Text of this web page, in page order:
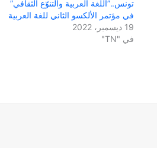
تونس..”اللغة العربية والتنوّع الثقافي”
في مؤتمر الألكسو الثاني للغة العربية
19 ديسمبر، 2022
في "TN"